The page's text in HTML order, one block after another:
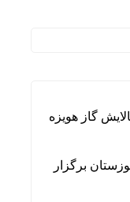
گاز هویزه
برگزار